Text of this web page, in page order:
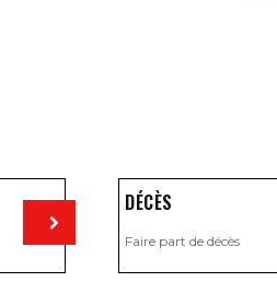
DÉCÈS
Faire part de décès